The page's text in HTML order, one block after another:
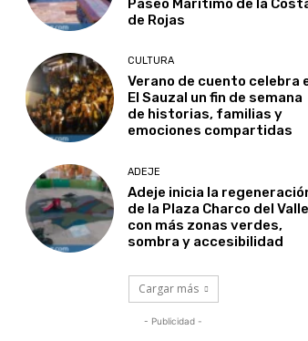
Paseo Marítimo de la
de Rojas
CULTURA
Verano de cuento celebra
El Sauzal un fin de semana
de historias, familias y
emociones compartidas
ADEJE
Adeje inicia la
de la Plaza Charco del Valle
con más zonas verdes,
sombra y accesibilidad
Cargar más
- Publicidad -